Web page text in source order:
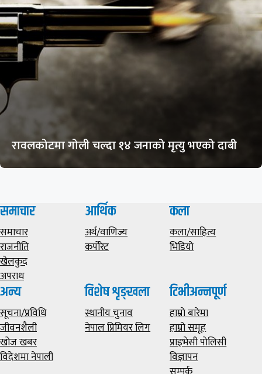
रावलकोटमा गोली चल्दा १४ जनाको मृत्यु भएको दाबी
समाचार
समाचार
राजनीति
खेलकुद
अपराध
आर्थिक
अर्थ/वाणिज्य
कर्पोरेट
कला
कला/साहित्य
भिडियाे
अन्य
सूचना/प्रविधि
जीवनशैली
खोज खबर
विदेशमा नेपाली
विशेष शृङ्खला
स्थानीय चुनाव
नेपाल प्रिमियर लिग
टिभीअन्नपूर्ण
हाम्राे बारेमा
हाम्राे समूह
प्राइभेसी पाेलिसी
विज्ञापन